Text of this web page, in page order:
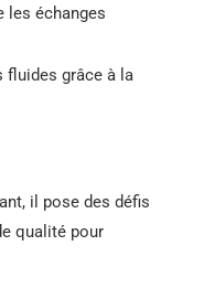
les échanges
fluides grâce à la
il pose des défis
qualité pour